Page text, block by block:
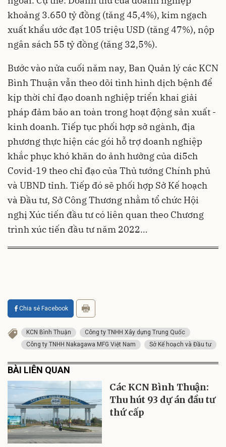
khoảng 3.650 tỷ đồng (tăng 45,4%), kim ngạch
xuất khẩu ước đạt 105 triệu USD (tăng 47%), nộp
ngân sách 55 tỷ đồng (tăng 32,5%).
Bước vào nửa cuối năm nay, Ban Quản lý các KCN
Bình Thuận vẫn theo dõi tình hình dịch bệnh để
kịp thời chỉ đạo doanh nghiệp triển khai giải
pháp đảm bảo an toàn trong hoạt động sản xuất -
kinh doanh. Tiếp tục phối hợp sở ngành, địa
phương thực hiện các gói hỗ trợ doanh nghiệp
khắc phục khó khăn do ảnh hưởng của di5ch
Covid-19 theo chỉ đạo của Thủ tướng Chính phủ
và UBND tỉnh. Tiếp đó sẽ phối hợp Sở Kế hoạch
và Đầu tư, Sở Công Thương nhằm tổ chức Hội
nghị Xúc tiến đầu tư có liên quan theo Chương
trình xúc tiến đầu tư năm 2022…
Chia sẻ Facebook
KCN Bình Thuận
Công ty TNHH Xây dựng Trung Quốc
Công ty TNHH Nakagawa MFG Việt Nam
Sở Kế hoạch và Đầu tư
BÀI LIÊN QUAN
Các KCN Bình Thuận:
Thu hút 93 dự án đầu tư
thứ cấp